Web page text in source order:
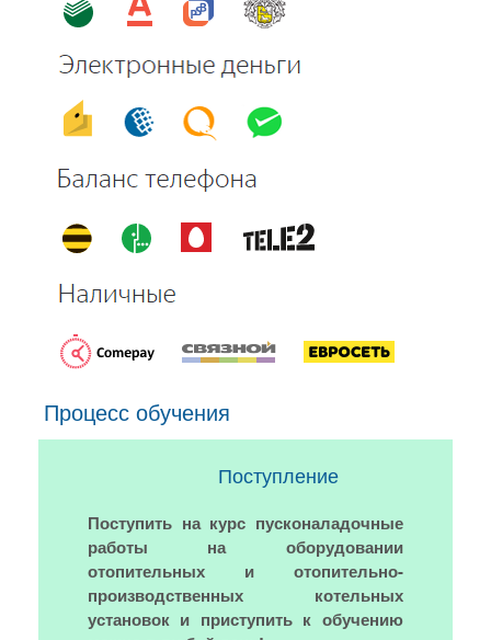
Процесс обучения
Поступление
Поступить на курс пусконаладочные
работы на оборудовании
отопительных и отопительно-
производственных котельных
установок и приступить к обучению